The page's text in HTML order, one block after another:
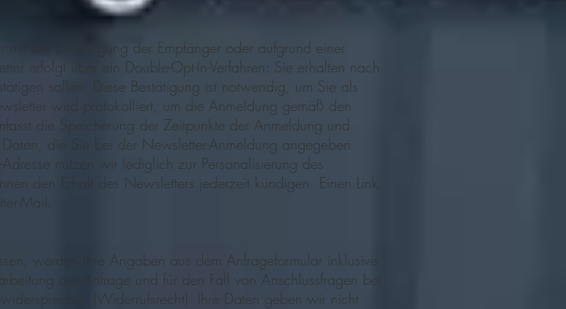
mit der Einwilligung der Empfänger oder aufgrund einer
erfolgt über ein Double-Opt-In-Verfahren: Sie erhalten nach
sollen. Diese Bestätigung ist notwendig, um Sie als
wird protokolliert, um die Anmeldung gemäß den
die Speicherung der Zeitpunkte der Anmeldung und
die Sie bei der Newsletter-Anmeldung angegeben
nutzen wir lediglich zur Personalisierung des
den Erhalt des Newsletters jederzeit kündigen. Einen Link
Mail.
werden Ihre Angaben aus dem Anfrageformular inklusive
der Anfrage und für den Fall von Anschlussfragen bei
(Widerrufsrecht). Ihre Daten geben wir nicht